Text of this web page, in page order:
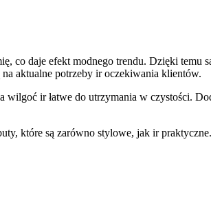
co daje efekt modnego trendu. Dzięki
aktualne potrzeby ir oczekiwania klientów.
ir łatwe do utrzymania w czystości.
które są zarówno stylowe, jak ir